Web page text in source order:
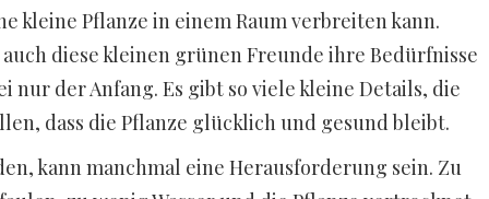
kleine Pflanze in einem Raum verbreiten kann.
diese kleinen grünen Freunde ihre Bedürfnisse
nur der Anfang. Es gibt so viele kleine Details, die
dass die Pflanze glücklich und gesund bleibt.
kann manchmal eine Herausforderung sein. Zu